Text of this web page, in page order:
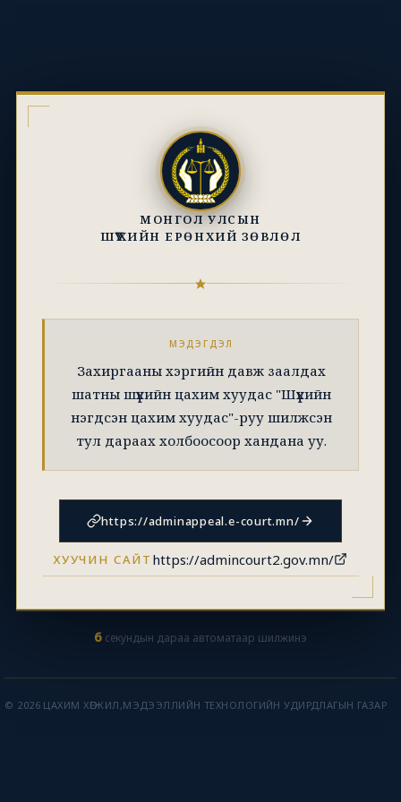
МОНГОЛ УЛСЫН
ШҮҮХИЙН ЕРӨНХИЙ ЗӨВЛӨЛ
МЭДЭГДЭЛ
Захиргааны хэргийн давж заалдах
шатны шүүхийн цахим хуудас "Шүүхийн
нэгдсэн цахим хуудас"-руу шилжсэн
тул дараах холбоосоор хандана уу.
https://adminappeal.e-court.mn/
ХУУЧИН САЙТ https://admincourt2.gov.mn/
6 секундын дараа автоматаар шилжинэ
© 2026 ЦАХИМ ХӨГЖИЛ,МЭДЭЭЛЛИЙН ТЕХНОЛОГИЙН УДИРДЛАГЫН ГАЗАР